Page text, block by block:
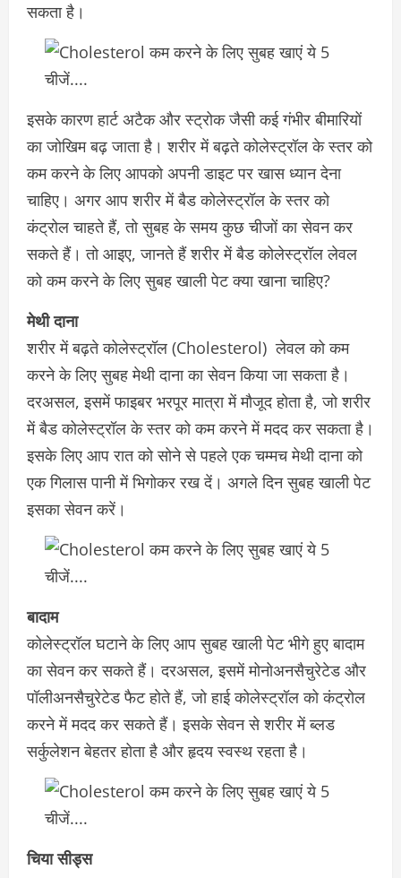
सकता है।
इसके कारण हार्ट अटैक और स्ट्रोक जैसी कई गंभीर बीमारियों
का जोखिम बढ़ जाता है। शरीर में बढ़ते कोलेस्ट्रॉल के स्तर को
कम करने के लिए आपको अपनी डाइट पर खास ध्यान देना
चाहिए। अगर आप शरीर में बैड कोलेस्ट्रॉल के स्तर को
कंट्रोल चाहते हैं, तो सुबह के समय कुछ चीजों का सेवन कर
सकते हैं। तो आइए, जानते हैं शरीर में बैड कोलेस्ट्रॉल लेवल
को कम करने के लिए सुबह खाली पेट क्या खाना चाहिए?
मेथी दाना
शरीर में बढ़ते कोलेस्ट्रॉल (Cholesterol) लेवल को कम
करने के लिए सुबह मेथी दाना का सेवन किया जा सकता है।
दरअसल, इसमें फाइबर भरपूर मात्रा में मौजूद होता है, जो शरीर
में बैड कोलेस्ट्रॉल के स्तर को कम करने में मदद कर सकता है।
इसके लिए आप रात को सोने से पहले एक चम्मच मेथी दाना को
एक गिलास पानी में भिगोकर रख दें। अगले दिन सुबह खाली पेट
इसका सेवन करें।
बादाम
कोलेस्ट्रॉल घटाने के लिए आप सुबह खाली पेट भीगे हुए बादाम
का सेवन कर सकते हैं। दरअसल, इसमें मोनोअनसैचुरेटेड और
पॉलीअनसैचुरेटेड फैट होते हैं, जो हाई कोलेस्ट्रॉल को कंट्रोल
करने में मदद कर सकते हैं। इसके सेवन से शरीर में ब्लड
सर्कुलेशन बेहतर होता है और हृदय स्वस्थ रहता है।
चिया सीड्स